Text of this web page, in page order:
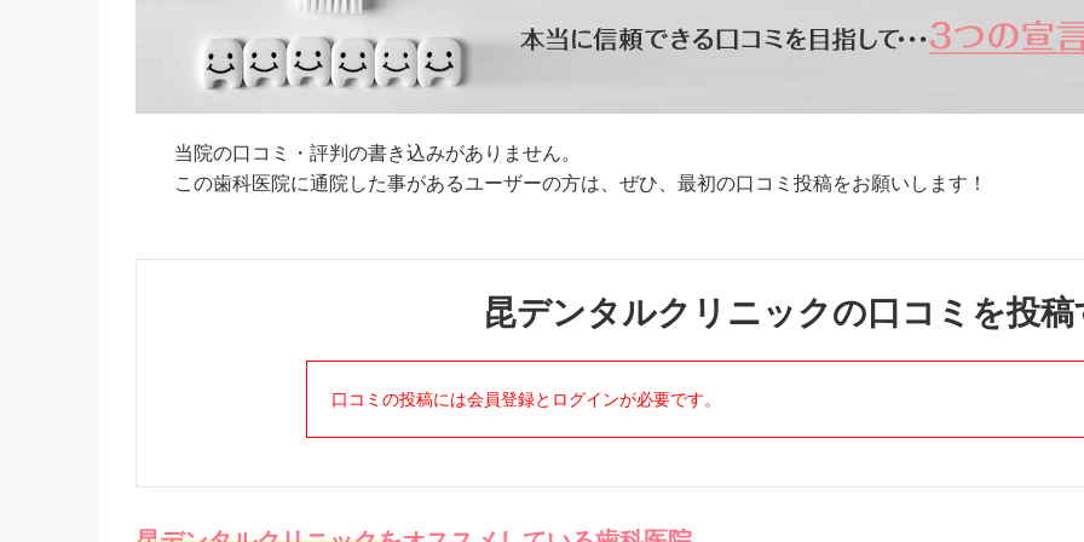
当院の口コミ・評判の書き込みがありません。
この歯科医院に通院した事があるユーザーの方は、ぜひ、最初の口コミ投稿をお願いします！
昆デンタルクリニックの口コミを投稿
口コミの投稿には会員登録とログインが必要です。